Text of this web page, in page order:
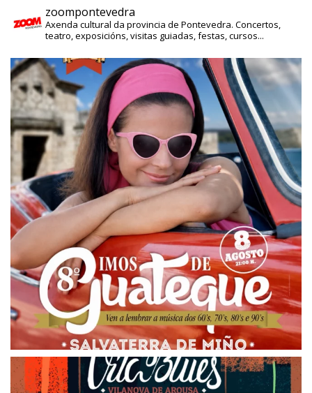
zoompontevedra
Axenda cultural da provincia de Pontevedra. Concertos,
teatro, exposicións, visitas guiadas, festas, cursos...